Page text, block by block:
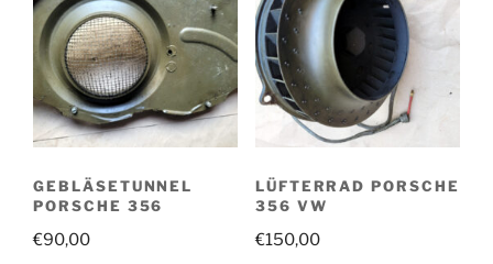
GEBLÄSETUNNEL
PORSCHE 356
€90,00
LÜFTERRAD PORSCHE
356 VW
€150,00